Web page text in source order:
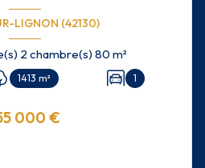
LIGNON (42130)
Maison 4 pièce(s) 2 chambre(s) 80 m²
1413 m² 1
000 €